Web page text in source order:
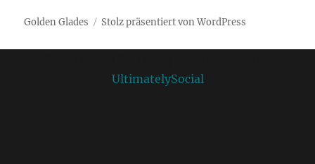
Golden Glades Stolz präsentiert von WordPress
UltimatelySocial